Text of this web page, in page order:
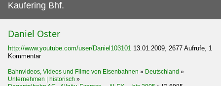
Kaufering Bhf.
Daniel Oster
http://www.youtube.com/user/Daniel103101 13.01.2009, 2677 Aufrufe, 1
Kommentar
Bahnvideos, Videos und Filme von Eisenbahnen » Deutschland »
Unternehmen | historisch »